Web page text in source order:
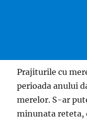
Prajiturile cu
perioada anului
merelor. S-ar
minunata reteta,